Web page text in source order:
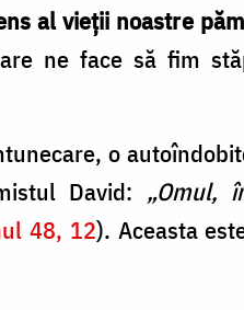
al vieții noastre
ne face să fim
o
David: „Omul,
48, 12). Aceasta